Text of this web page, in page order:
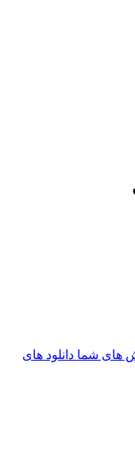
های شما دانلود های